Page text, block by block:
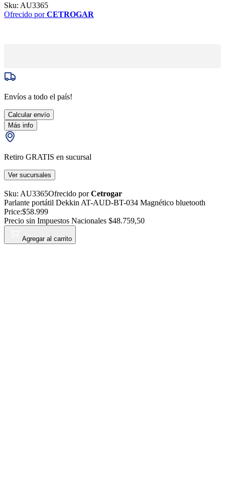
Sku: AU3365
Ofrecido porCETROGAR
Envíos a todo el país!
Calcular envío
Más info
Retiro GRATIS en sucursal
Ver sucursales
Sku: AU3365Ofrecido porCetrogar
Parlante portátil Dekkin AT-AUD-BT-034 Magnético bluetooth
Price:$58.999
Precio sin Impuestos Nacionales $48.759,50
Agregar al carrito